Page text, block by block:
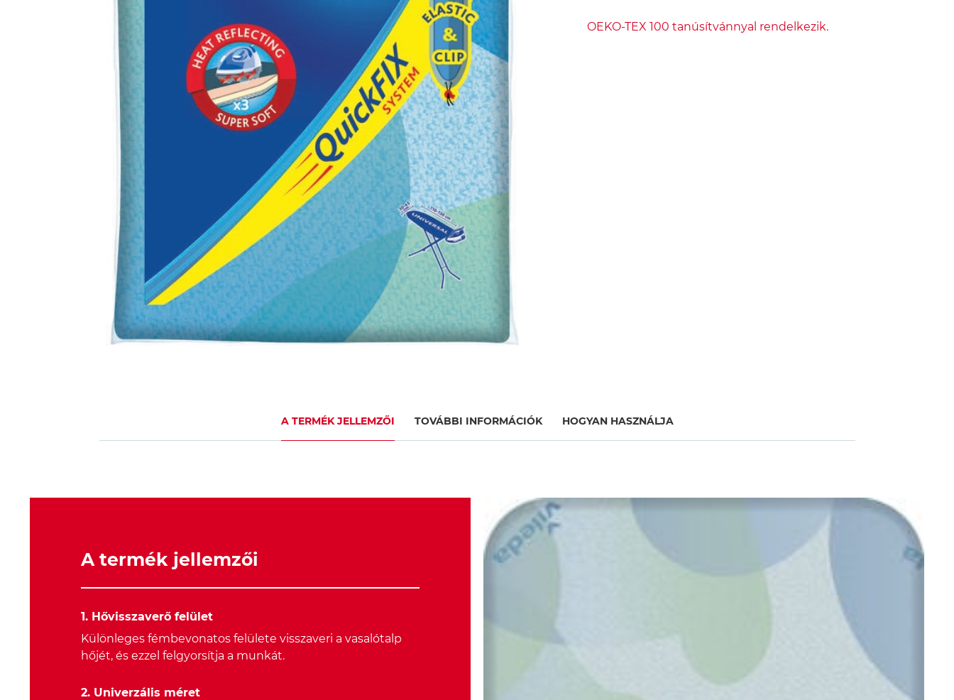
OEKO-TEX 100 tanúsítvánnyal rendelkezik.
A TERMÉK JELLEMZŐI TOVÁBBI INFORMÁCIÓK HOGYAN HASZNÁLJA
A termék jellemzői
1. Hővisszaverő felület
Különleges fémbevonatos felülete visszaveri a vasalótalp
hőjét, és ezzel felgyorsítja a munkát.
2. Univerzális méret